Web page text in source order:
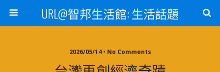
URL@智邦生活館: 生活話題
2026/05/14 • No Comments